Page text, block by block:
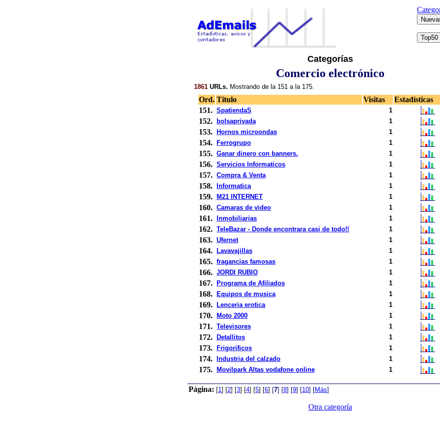
Categorías
Comercio electrónico
1861 URLs. Mostrando de la 151 a la 175.
Ord. Titulo Visitas
Estadísticas
151. SpatiendaS 1
152. bolsaprivada 1
153. Hornos microondas 1
154. Ferrogrupo 1
155. Ganar dinero con banners. 1
156. Servicios Informaticos 1
157. Compra & Venta 1
158. Informatica 1
159. M21 INTERNET 1
160. Camaras de video 1
161. Inmobiliarias 1
162. TeleBazar - Donde encontrara casi de todo!! 1
163. Ufernet 1
164. Lavavajillas 1
165. fragancias famosas 1
166. JORDI RUBIO 1
167. Programa de Afiliados 1
168. Equipos de musica 1
169. Lenceria erotica 1
170. Moto 2000 1
171. Televisores 1
172. Detallitos 1
173. Frigorificos 1
174. Industria del calzado 1
175. Movilpark Altas vodafone online 1
Página: [1] [2] [3] [4] [5] [6] [7] [8] [9] [10] [Más]
Otra categoría